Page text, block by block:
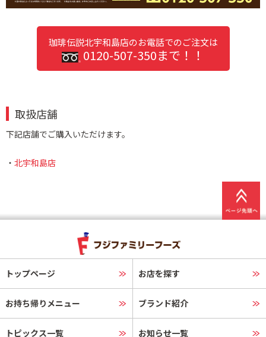
珈琲伝説北宇和島店のお電話でのご注文は
0120-507-350まで！！
取扱店舗
下記店舗でご購入いただけます。
・ 北宇和島店
トップページ お店を探す
お持ち帰りメニュー ブランド紹介
トピックス一覧 お知らせ一覧